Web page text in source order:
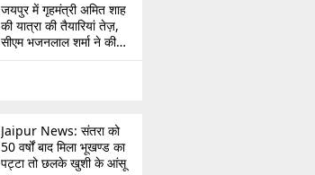
जयपुर में गृहमंत्री अमित शाह
की यात्रा की तैयारियां तेज़,
सीएम भजनलाल शर्मा ने की
उच्चस्तरीय बैठक
Jaipur News: संतरा को
50 वर्षों बाद मिला भूखण्ड का
पट्टा तो छलके खुशी के आंसू